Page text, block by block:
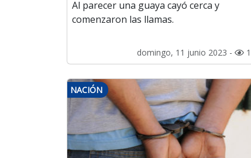
Al parecer una guaya cayó cerca y
comenzaron las llamas.
domingo, 11 junio 2023 -
NACIÓN